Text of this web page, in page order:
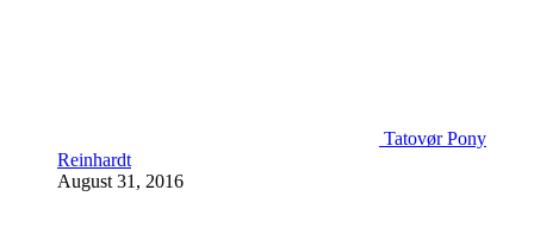
Tatovør Pony
Reinhardt
August 31, 2016